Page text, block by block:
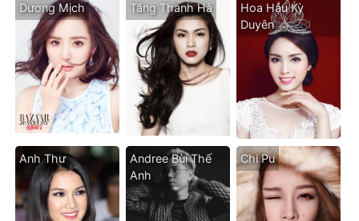
Dương Mịch Tăng Thanh Hà
Hoa Hậu Kỳ
Duyên
Anh Thư
Andree Bùi Thế
Anh
Chi Pu